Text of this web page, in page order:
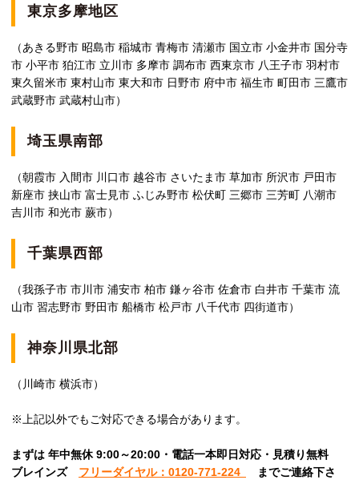
東京多摩地区
（あきる野市 昭島市 稲城市 青梅市 清瀬市 国立市 小金井市 国分寺
市 小平市 狛江市 立川市 多摩市 調布市 西東京市 八王子市 羽村市
東久留米市 東村山市 東大和市 日野市 府中市 福生市 町田市 三鷹市
武蔵野市 武蔵村山市）
埼玉県南部
（朝霞市 入間市 川口市 越谷市 さいたま市 草加市 所沢市 戸田市
新座市 挟山市 富士見市 ふじみ野市 松伏町 三郷市 三芳町 八潮市
吉川市 和光市 蕨市）
千葉県西部
（我孫子市 市川市 浦安市 柏市 鎌ヶ谷市 佐倉市 白井市 千葉市 流
山市 習志野市 野田市 船橋市 松戸市 八千代市 四街道市）
神奈川県北部
（川崎市 横浜市）
※上記以外でもご対応できる場合があります。
まずは 年中無休 9:00～20:00・電話一本即日対応・見積り無料
ブレインズ フリーダイヤル：0120-771-224 までご連絡下さ